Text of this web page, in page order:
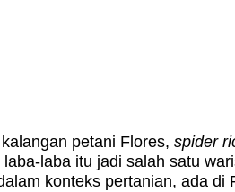
petani Flores, spider
laba itu jadi salah satu
konteks pertanian, ada di